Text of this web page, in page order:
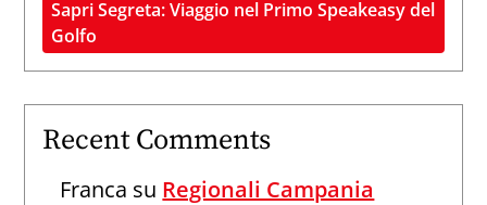
Sapri Segreta: Viaggio nel Primo Speakeasy del
Golfo
Recent Comments
Franca su Regionali Campania